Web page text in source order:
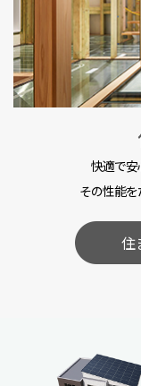
快適で安
その性能を
住